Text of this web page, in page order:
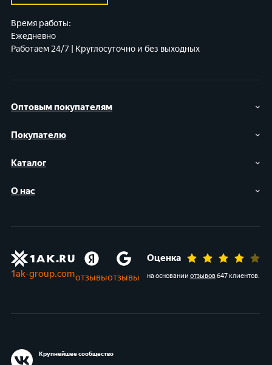
Оптовым покупателям
Покупателю
Каталог
О нас
Время работы:
Ежедневно
Работаем 24/7 | Круглосуточно и без выходных
1ak-group.comотзывыотзывы
Оценка
на основании отзывов647 клиентов.
Крупнейшее сообщество